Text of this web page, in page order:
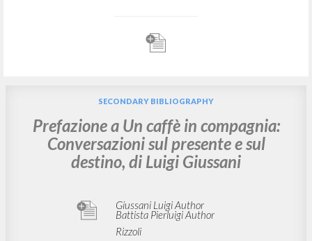
SECONDARY BIBLIOGRAPHY
Prefazione a Un caffè in compagnia:
Conversazioni sul presente e sul
destino, di Luigi Giussani
Giussani Luigi Author
Battista Pierluigi Author
Rizzoli